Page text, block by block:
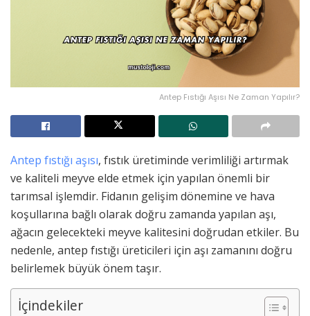
Antep Fıstığı Aşısı Ne Zaman Yapılır?
Antep fıstığı aşısı, fıstık üretiminde verimliliği artırmak
ve kaliteli meyve elde etmek için yapılan önemli bir
tarımsal işlemdir. Fidanın gelişim dönemine ve hava
koşullarına bağlı olarak doğru zamanda yapılan aşı,
ağacın gelecekteki meyve kalitesini doğrudan etkiler. Bu
nedenle, antep fıstığı üreticileri için aşı zamanını doğru
belirlemek büyük önem taşır.
İçindekiler